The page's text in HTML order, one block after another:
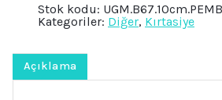
Pembe
Metalize
Hediye
Poşeti,
Takı
Stok kodu:
Kategoriler: Diğer, Kırtasiye
Açıklama